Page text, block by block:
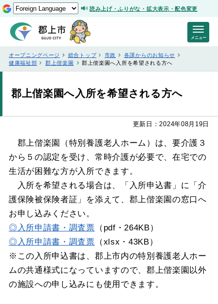
読み上げ・ふりがな・拡大表示・配色変更
オープニングページ 総合トップ 市政
各課からのお知らせ
健康福祉部
郡上偕楽園 郡上偕楽園へ入所を希望される方へ
郡上偕楽園へ入所を希望される方へ
更新日：2024年08月19日
郡上偕楽園（特別養護老人ホーム）は、要介護３
から５の認定を受け、常時介護が必要で、在宅での
生活が困難な方が入所できます。
入所を希望される場合は、「入所申込書」に「介
護保険被保険者証」を添えて、郡上偕楽園の窓口へ
お申し込みください。
◎入所申請書・調査票 （pdf・264KB）
◎入所申請書・調査票 （xlsx・43KB）
※この入所申込書は、郡上市内の特別養護老人ホー
ムの共通様式になっていますので、郡上偕楽園以外
の施設への申し込みにも使用できます。
メニュー